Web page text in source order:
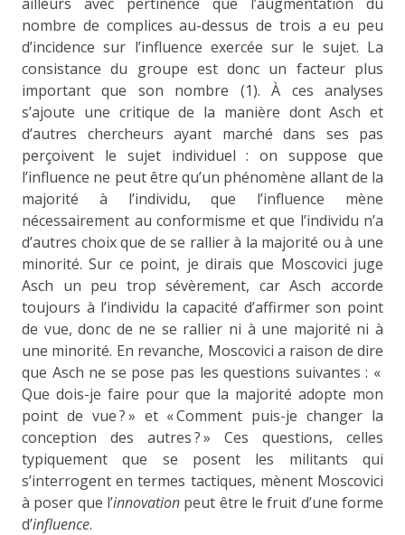
nombre de complices au-dessus de trois a eu peu
d’incidence sur l’influence exercée sur le sujet. La
consistance du groupe est donc un facteur plus
important que son nombre (1). À ces analyses
s’ajoute une critique de la manière dont Asch et
d’autres chercheurs ayant marché dans ses pas
perçoivent le sujet individuel : on suppose que
l’influence ne peut être qu’un phénomène allant de la
majorité à l’individu, que l’influence mène
nécessairement au conformisme et que l’individu n’a
d’autres choix que de se rallier à la majorité ou à une
minorité. Sur ce point, je dirais que Moscovici juge
Asch un peu trop sévèrement, car Asch accorde
toujours à l’individu la capacité d’affirmer son point
de vue, donc de ne se rallier ni à une majorité ni à
une minorité. En revanche, Moscovici a raison de dire
que Asch ne se pose pas les questions suivantes : «
Que dois-je faire pour que la majorité adopte mon
point de vue ? » et « Comment puis-je changer la
conception des autres ? » Ces questions, celles
typiquement que se posent les militants qui
s’interrogent en termes tactiques, mènent Moscovici
à poser que l’innovation peut être le fruit d’une forme
d’influence.